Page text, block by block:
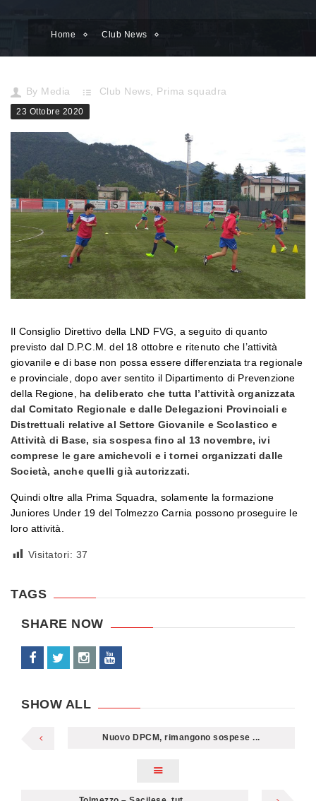
Home Club News
By Media Club News, Prima squadra
23 Ottobre 2020
Il Consiglio Direttivo della LND FVG, a seguito di quanto
previsto dal D.P.C.M. del 18 ottobre e ritenuto che l’attività
giovanile e di base non possa essere differenziata tra regionale
e provinciale, dopo aver sentito il Dipartimento di Prevenzione
della Regione, ha deliberato che tutta l’attività organizzata
dal Comitato Regionale e dalle Delegazioni Provinciali e
Distrettuali relative al Settore Giovanile e Scolastico e
Attività di Base, sia sospesa fino al 13 novembre, ivi
comprese le gare amichevoli e i tornei organizzati dalle
Società, anche quelli già autorizzati.
Quindi oltre alla Prima Squadra, solamente la formazione
Juniores Under 19 del Tolmezzo Carnia possono proseguire le
loro attività.
Visitatori: 37
TAGS
SHARE NOW
SHOW ALL
Nuovo DPCM, rimangono sospese ...